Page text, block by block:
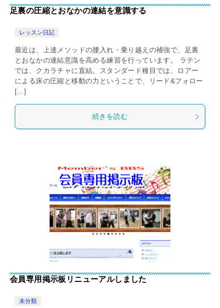
足裏の圧縮とおなかの連結を意識する
レッスン日記
最近は、上達メソッドの腰入れ・乗り越えの補強で、足裏
とおなかの連結意識を高める練習を行っています。 ラテン
では、クカラチャに直結。スタンダード種目では、ロアー
による床の圧縮と移動の力ということで、リード&フォロー
[…]
続きを読む
会員専用掲示板リニューアルしました
未分類